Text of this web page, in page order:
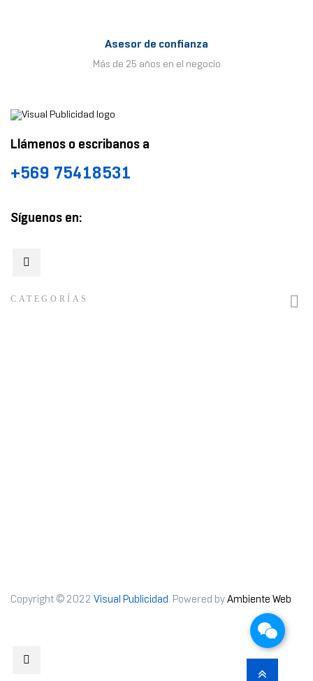
Asesor de confianza
Más de 25 años en el negocio
Llámenos o escribanos a
+569 75418531
Síguenos en:
CATEGORÍAS 
Copyright © 2022 Visual Publicidad . Powered by Ambiente Web